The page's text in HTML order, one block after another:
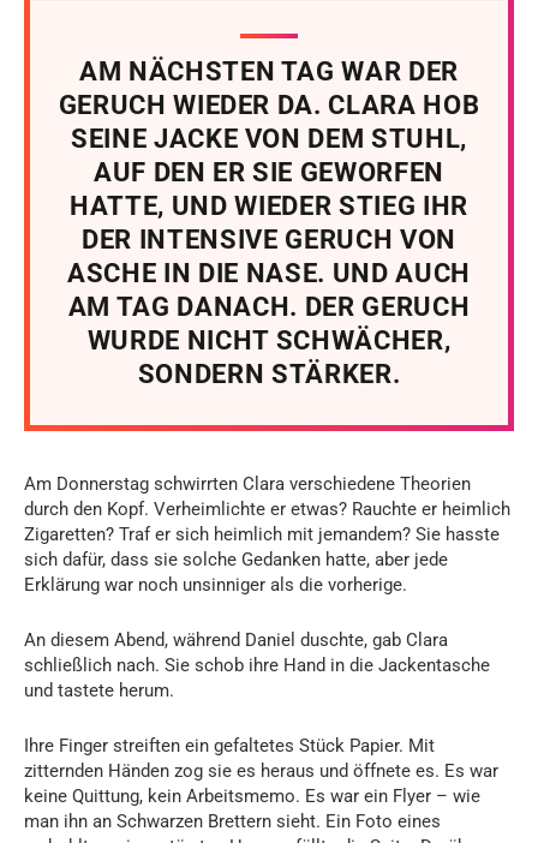
AM NÄCHSTEN TAG WAR DER
GERUCH WIEDER DA. CLARA HOB
SEINE JACKE VON DEM STUHL,
AUF DEN ER SIE GEWORFEN
HATTE, UND WIEDER STIEG IHR
DER INTENSIVE GERUCH VON
ASCHE IN DIE NASE. UND AUCH
AM TAG DANACH. DER GERUCH
WURDE NICHT SCHWÄCHER,
SONDERN STÄRKER.
Am Donnerstag schwirrten Clara verschiedene Theorien
durch den Kopf. Verheimlichte er etwas? Rauchte er heimlich
Zigaretten? Traf er sich heimlich mit jemandem? Sie hasste
sich dafür, dass sie solche Gedanken hatte, aber jede
Erklärung war noch unsinniger als die vorherige.
An diesem Abend, während Daniel duschte, gab Clara
schließlich nach. Sie schob ihre Hand in die Jackentasche
und tastete herum.
Ihre Finger streiften ein gefaltetes Stück Papier. Mit
zitternden Händen zog sie es heraus und öffnete es. Es war
keine Quittung, kein Arbeitsmemo. Es war ein Flyer – wie
man ihn an Schwarzen Brettern sieht. Ein Foto eines